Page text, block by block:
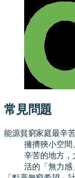
常見問題
能源貧窮家庭最辛
擁擠狹小空間
辛苦的地方，
活的「無力感